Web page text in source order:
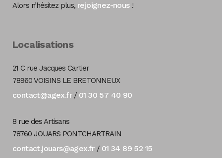
Alors n’hésitez plus, rejoignez-nous!
Localisations
21 C rue Jacques Cartier
78960 VOISINS LE BRETONNEUX
contact@agex.fr/ 01 30 57 40 90
8 rue des Artisans
78760 JOUARS PONTCHARTRAIN
contact.jouars@agex.fr/ 01 34 89 52 15